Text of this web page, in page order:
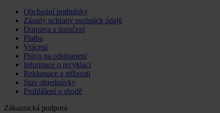
Obchodní podmínky
Zásady ochrany osobních údajů
Doprava a doručení
Platba
Vrácení
Právo na odstoupení
Informace o recyklaci
Reklamace a stížnosti
Stav objednávky
Prohlášení o shodě
Zákaznická podpora